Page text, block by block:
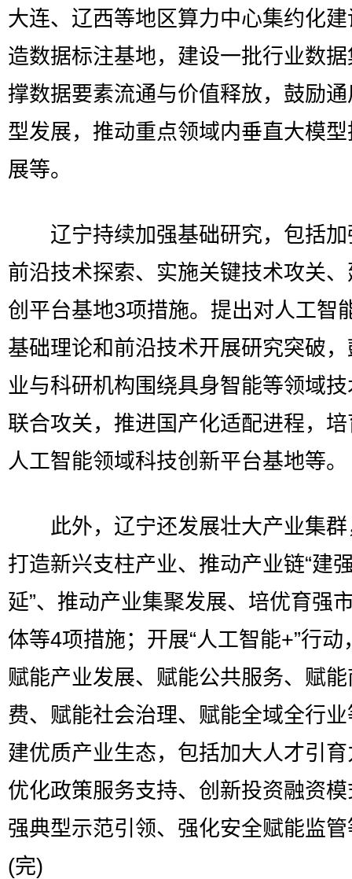
大连、辽西等地区算力中心集约化
造数据标注基地，建设一批行业数
撑数据要素流通与价值释放，鼓励
型发展，推动重点领域内垂直大模
展等。
辽宁持续加强基础研究，包括加
前沿技术探索、实施关键技术攻关
创平台基地3项措施。提出对人工智
基础理论和前沿技术开展研究突破
业与科研机构围绕具身智能等领域
联合攻关，推进国产化适配进程，
人工智能领域科技创新平台基地等。
此外，辽宁还发展壮大产业集群
打造新兴支柱产业、推动产业链“建
延”、推动产业集聚发展、培优育强
体等4项措施；开展“人工智能+”行动
赋能产业发展、赋能公共服务、赋
费、赋能社会治理、赋能全域全行
建优质产业生态，包括加大人才引
优化政策服务支持、创新投资融资
强典型示范引领、强化安全赋能监
(完)